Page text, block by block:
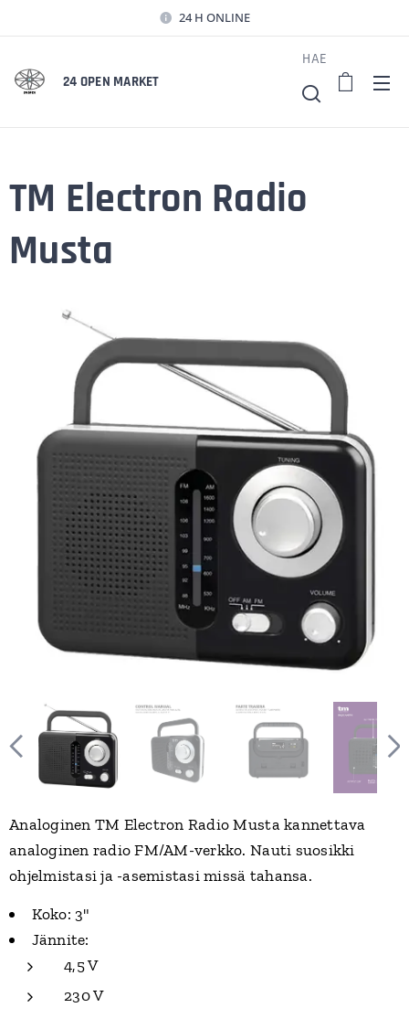
24 H ONLINE
24 OPEN MARKET
HAE
TM Electron Radio
Musta
Analoginen TM Electron Radio Mustakannettava
analoginen radio FM/AM-verkko. Nauti suosikki
ohjelmistasi ja -asemistasi missä tahansa.
Koko: 3"
Jännite:
4,5 V
230 V